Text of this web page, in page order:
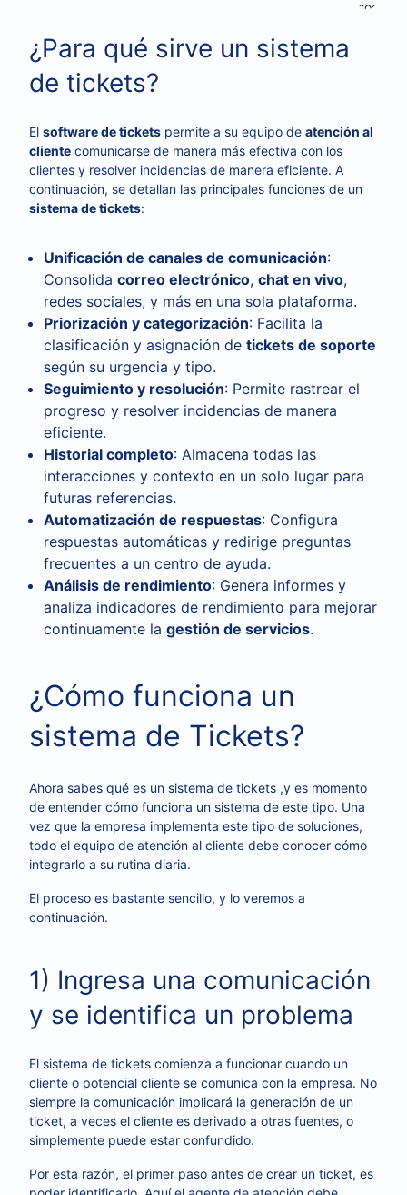
¿Para qué sirve un sistema
de tickets?
El software de tickets permite a su equipo de atención al
cliente comunicarse de manera más efectiva con los
clientes y resolver incidencias de manera eficiente. A
continuación, se detallan las principales funciones de un
sistema de tickets:
Unificación de canales de comunicación:
Consolida correo electrónico, chat en vivo,
redes sociales, y más en una sola plataforma.
Priorización y categorización: Facilita la
clasificación y asignación de tickets de soporte
según su urgencia y tipo.
Seguimiento y resolución: Permite rastrear el
progreso y resolver incidencias de manera
eficiente.
Historial completo: Almacena todas las
interacciones y contexto en un solo lugar para
futuras referencias.
Automatización de respuestas: Configura
respuestas automáticas y redirige preguntas
frecuentes a un centro de ayuda.
Análisis de rendimiento: Genera informes y
analiza indicadores de rendimiento para mejorar
continuamente la gestión de servicios.
¿Cómo funciona un
sistema de Tickets?
Ahora sabes qué es un sistema de tickets ,y es momento
de entender cómo funciona un sistema de este tipo. Una
vez que la empresa implementa este tipo de soluciones,
todo el equipo de atención al cliente debe conocer cómo
integrarlo a su rutina diaria.
El proceso es bastante sencillo, y lo veremos a
continuación.
1) Ingresa una comunicación
y se identifica un problema
El sistema de tickets comienza a funcionar cuando un
cliente o potencial cliente se comunica con la empresa. No
siempre la comunicación implicará la generación de un
ticket, a veces el cliente es derivado a otras fuentes, o
simplemente puede estar confundido.
Por esta razón, el primer paso antes de crear un ticket, es